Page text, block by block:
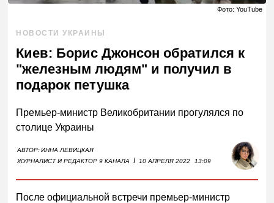
Фото: YouTube
НОВОСТИ УКРАИНЫ
Киев: Борис Джонсон обратился к
"железным людям" и получил в
подарок петушка
Премьер-министр Великобритании прогулялся по
столице Украины
АВТОР:ИННА ЛЕВИЦКАЯ
ЖУРНАЛИСТ И РЕДАКТОР 9 КАНАЛА
I 10 АПРЕЛЯ 2022 13:09
После официальной встречи премьер-министр